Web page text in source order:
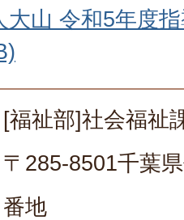
大山 令和5年度
[福祉部]社会福祉
〒285-8501千葉
番地